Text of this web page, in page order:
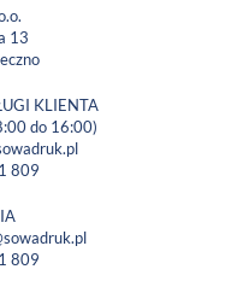
13
KLIENTA
do 16:00)
809
809